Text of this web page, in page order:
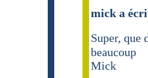
mick a
Super,
beaucoup
Mick